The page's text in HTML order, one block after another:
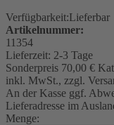
Verfügbarkeit:Lieferbar
Artikelnummer:
11354
Lieferzeit: 2-3 Tage
Sonderpreis 70,00 €
inkl. MwSt., zzgl.
An der Kasse ggf.
Lieferadresse im
Menge: